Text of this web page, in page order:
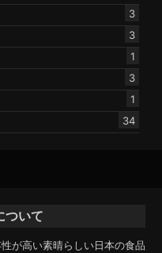
3
3
1
3
1
34
ついて
が高い素晴らしい日本の食品